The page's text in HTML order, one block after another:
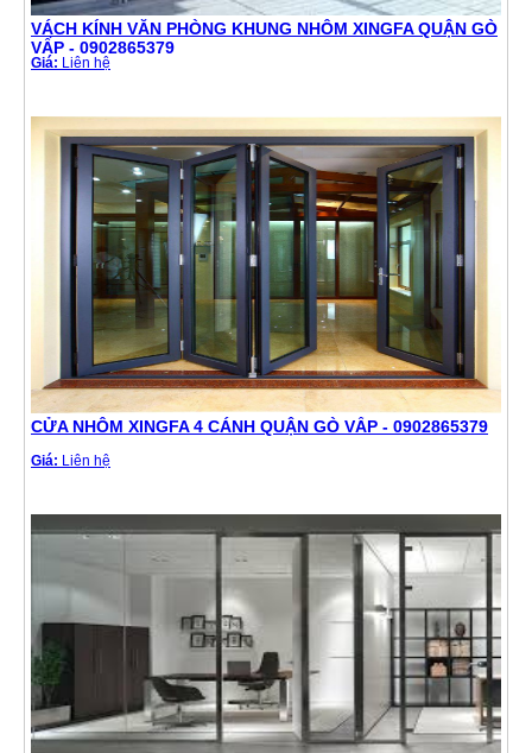
VÁCH KÍNH VĂN PHÒNG KHUNG NHÔM XINGFA QUẬN GÒ
VẤP - 0902865379
Giá: Liên hệ
CỬA NHÔM XINGFA 4 CÁNH QUẬN GÒ VẤP - 0902865379
Giá: Liên hệ